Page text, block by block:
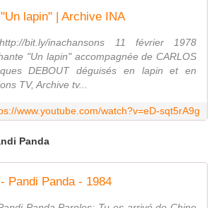
lapin" | Archive INA
bit.ly/inachansons 11 février 1978
"Un lapin" accompagnée de CARLOS
DEBOUT déguisés en lapin et en
TV, Archive tv...
www.youtube.com/watch?v=eD-sqt5rA9g
Panda
Pandi Panda - 1984